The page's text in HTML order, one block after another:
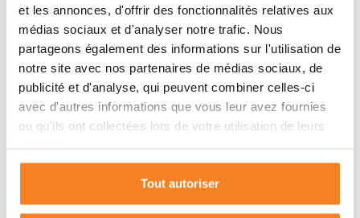
et les annonces, d'offrir des fonctionnalités relatives aux
médias sociaux et d'analyser notre trafic. Nous
partageons également des informations sur l'utilisation de
notre site avec nos partenaires de médias sociaux, de
publicité et d'analyse, qui peuvent combiner celles-ci
avec d'autres informations que vous leur avez fournies
ou qu'ils ont collectées lors de votre utilisation de leurs
Tout autoriser
Maisons SICs'engage
Depuis 50 ans, nous vous accompagnons de A à Z dans vos
projets de vie dans le Sud-Ouest de la France.